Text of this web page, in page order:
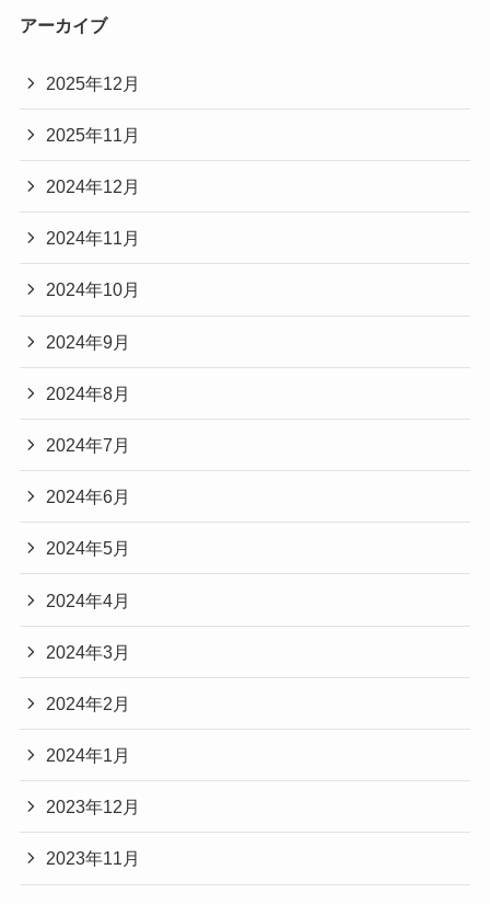
アーカイブ
2025年12月
2025年11月
2024年12月
2024年11月
2024年10月
2024年9月
2024年8月
2024年7月
2024年6月
2024年5月
2024年4月
2024年3月
2024年2月
2024年1月
2023年12月
2023年11月